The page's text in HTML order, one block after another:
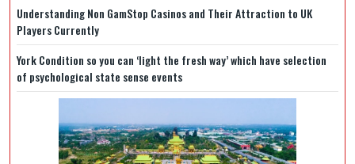
Understanding Non GamStop Casinos and Their Attraction to UK
Players Currently
York Condition so you can ‘light the fresh way’ which have selection
of psychological state sense events